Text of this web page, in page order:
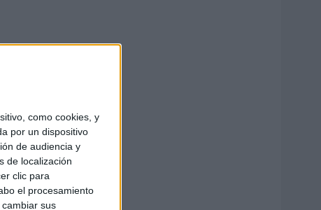
como cookies, y
por un dispositivo
de audiencia y
de localización
clic para
el procesamiento
sus